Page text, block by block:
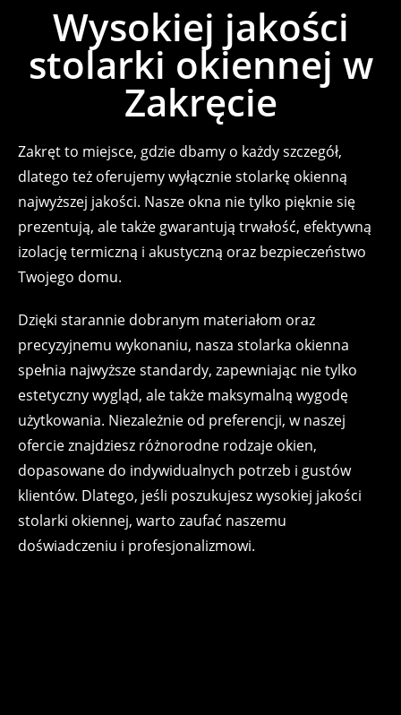
Wysokiej jakości
stolarki okiennej w
Zakręcie
Zakręt to miejsce, gdzie dbamy o każdy szczegół,
dlatego też oferujemy wyłącznie stolarkę okienną
najwyższej jakości. Nasze okna nie tylko pięknie się
prezentują, ale także gwarantują trwałość, efektywną
izolację termiczną i akustyczną oraz bezpieczeństwo
Twojego domu.
Dzięki starannie dobranym materiałom oraz
precyzyjnemu wykonaniu, nasza stolarka okienna
spełnia najwyższe standardy, zapewniając nie tylko
estetyczny wygląd, ale także maksymalną wygodę
użytkowania. Niezależnie od preferencji, w naszej
ofercie znajdziesz różnorodne rodzaje okien,
dopasowane do indywidualnych potrzeb i gustów
klientów. Dlatego, jeśli poszukujesz wysokiej jakości
stolarki okiennej, warto zaufać naszemu
doświadczeniu i profesjonalizmowi.